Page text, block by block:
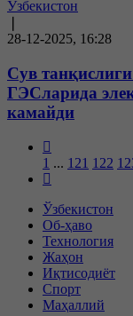
Ўзбекистон
28-12-2025, 16:28
Сув
ГЭСларида
камайди
1 ... 121 122
Ўзбекистон
Об-ҳаво
Технология
Жаҳон
Иқтисодиёт
Спорт
Маҳаллий